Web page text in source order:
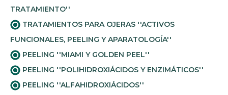
TRATAMIENTO''
TRATAMIENTOS PARA OJERAS ''ACTIVOS
FUNCIONALES, PEELING Y APARATOLOGÍA''
PEELING ''MIAMI Y GOLDEN PEEL''
PEELING ''POLIHIDROXIÁCIDOS Y ENZIMÁTICOS''
PEELING ''ALFAHIDROXIÁCIDOS''